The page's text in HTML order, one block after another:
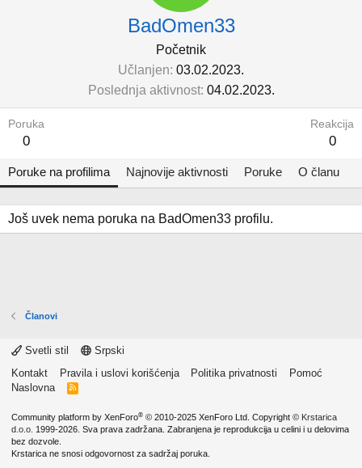
BadOmen33
Početnik
Učlanjen 03.02.2023.
Poslednja aktivnost 04.02.2023.
Poruka
0
Reakcija
0
Poruke na profilima Najnovije aktivnosti Poruke O članu
Još uvek nema poruka na BadOmen33 profilu.
Članovi
Svetli stil
Srpski
Kontakt
Pravila i uslovi korišćenja Politika privatnosti
Pomoć
Naslovna
R
Community platform by XenForo® © 2010-2025 XenForo Ltd. Copyright © Krstarica
d.o.o. 1999-2026. Sva prava zadržana. Zabranjena je reprodukcija u celini i u delovima
bez dozvole.
Krstarica ne snosi odgovornost za sadržaj poruka.